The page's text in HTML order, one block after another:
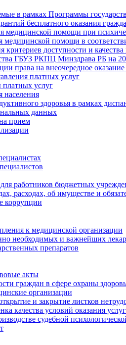
в рамках Программы
бесплатного оказания
медицинской помощи при
медицинской помощи в
критериев доступности и
ГБУЗ РКПЦ Минздрава РБ на
права на внеочередное
платных услуг
услуг
населения
здоровья в рамках
данных
прием
работников бюджетных
расходах, об имуществе и
коррупции
к медицинской организации
необходимых и важнейших
препаратов
акты
граждан в сфере охраны
организации
и закрытие листков
качества условий оказания
судебной